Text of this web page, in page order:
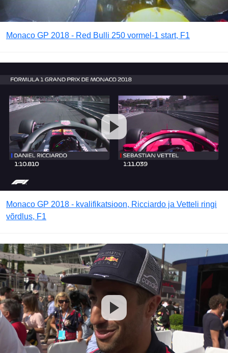
Monaco GP 2018 - Red Bulli 250 vormel-1 start, F1
Monaco GP 2018 - kvalifikatsioon, Ricciardo ja Vetteli ringi
võrdlus, F1